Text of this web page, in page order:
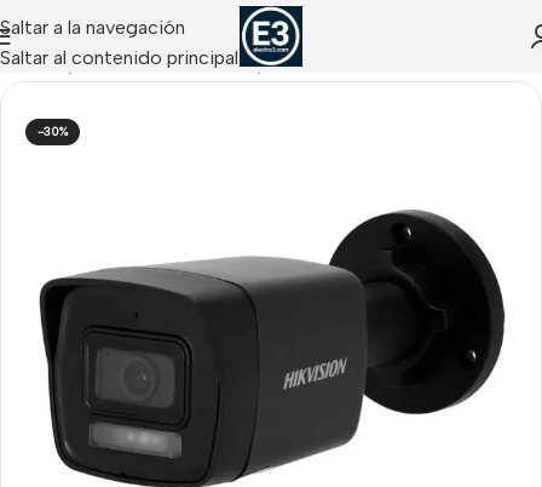
Saltar a la navegación
Saltar al contenido principal
IP /Cámaras IP Tubulares/Tubulares IP HIKVISION
-30%